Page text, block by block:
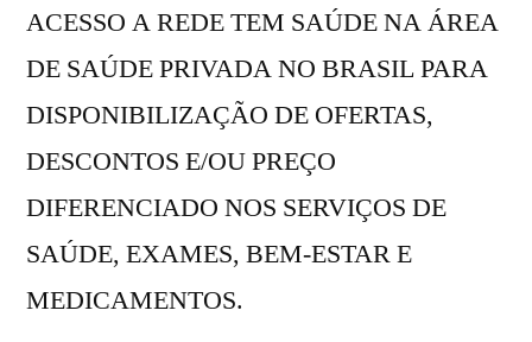
ACESSO A REDE TEM SAÚDE NA ÁREA
DE SAÚDE PRIVADA NO BRASIL PARA
DISPONIBILIZAÇÃO DE OFERTAS,
DESCONTOS E/OU PREÇO
DIFERENCIADO NOS SERVIÇOS DE
SAÚDE, EXAMES, BEM-ESTAR E
MEDICAMENTOS.